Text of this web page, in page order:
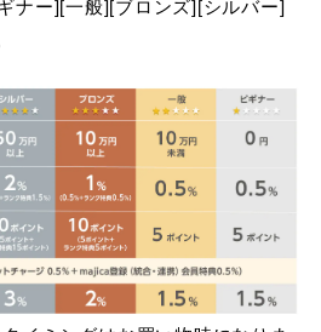
ナー][一般][ブロンズ][シルバー]